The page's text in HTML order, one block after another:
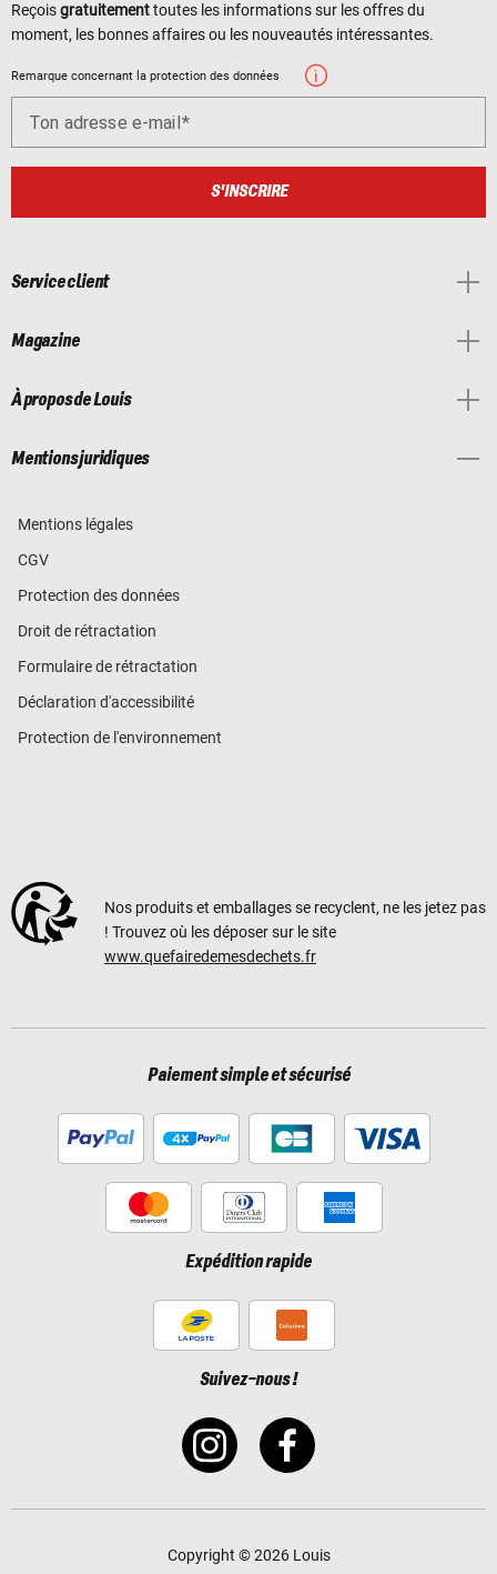
Reçoisgratuitementtoutes les informations sur les offres du
moment, les bonnes affaires ou les nouveautés intéressantes.
Remarque concernant la protection des données
Ton adresse e-mail
S'INSCRIRE
Service client
Magazine
À propos de Louis
Mentions juridiques
Mentions légales
CGV
Protection des données
Droit de rétractation
Formulaire de rétractation
Déclaration d'accessibilité
Protection de l'environnement
Nos produits et emballages se recyclent, ne les jetez pas
! Trouvez où les déposer sur le site
www.quefairedemesdechets.fr
Paiement simple et sécurisé
Expédition rapide
Suivez-nous !
Copyright © 2026 Louis